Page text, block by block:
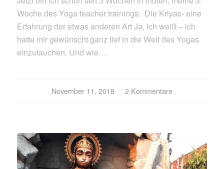
Woche des Yoga teacher trainings: Die Kriyas- eine
Erfahrung der etwas anderen Art Ja, ich weiß – ich
hatte mir gewünscht ganz tief in die Welt des Yogas
einzutauchen. Und wie…
November 11, 2018
/ 2 Kommentare